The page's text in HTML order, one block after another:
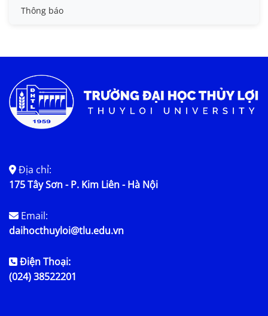
Tin đào tạo
Tin tức chung
Thông báo
Địa chỉ:
175 Tây Sơn - P. Kim Liên - Hà Nội
Email:
daihocthuyloi@tlu.edu.vn
Điện Thoại:
(024) 38522201